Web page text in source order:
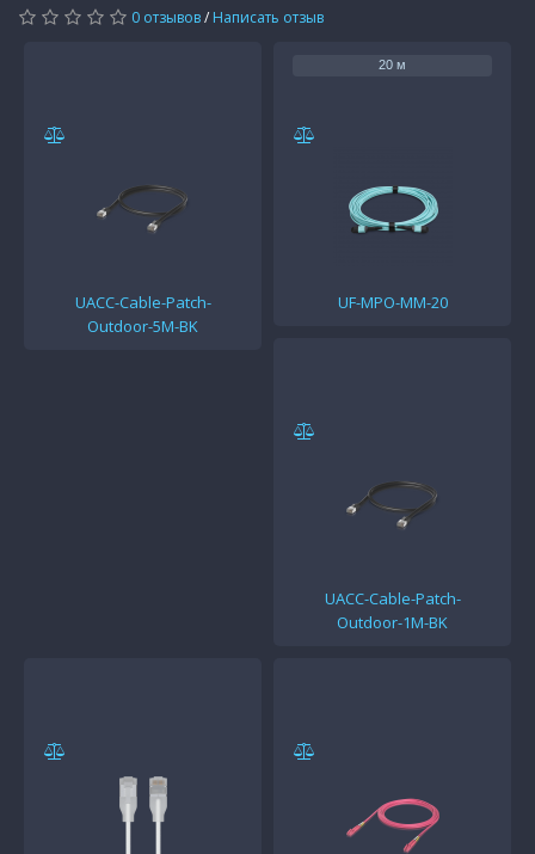
0 отзывов/ Написать отзыв
UACC-Cable-Patch-
Outdoor-5M-BK
20 м
UF-MPO-MM-20
UACC-Cable-Patch-
Outdoor-1M-BK